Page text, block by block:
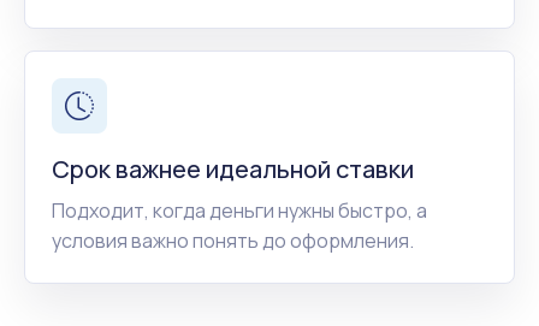
Срок важнее идеальной ставки
Подходит, когда деньги нужны быстро, а
условия важно понять до оформления.